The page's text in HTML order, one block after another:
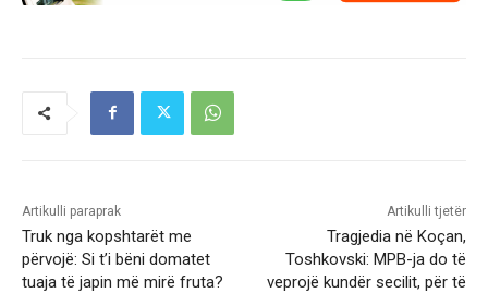
Artikulli paraprak
Truk nga kopshtarët me
përvojë: Si t’i bëni domatet
tuaja të japin më mirë fruta?
Artikulli tjetër
Tragjedia në Koçan,
Toshkovski: MPB-ja do të
veprojë kundër secilit, për të